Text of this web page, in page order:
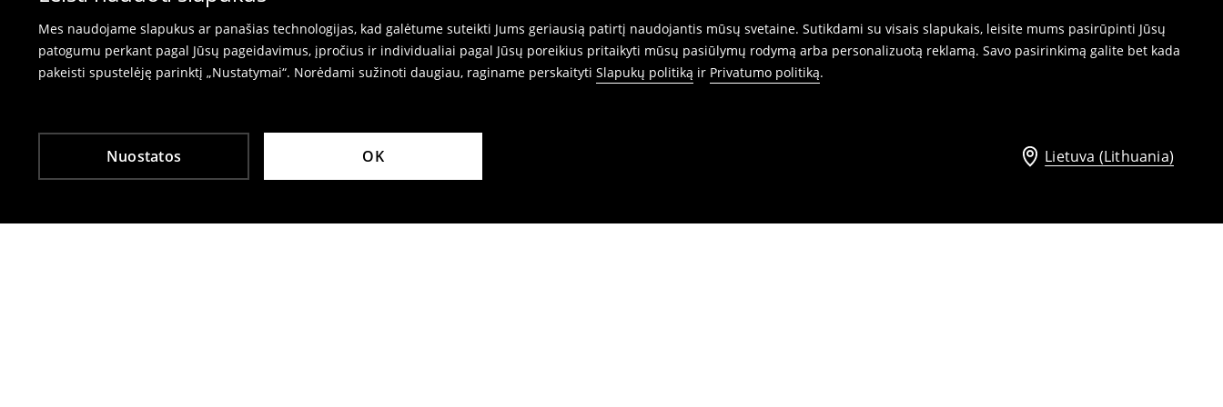
Mes naudojame slapukus ar panašias technologijas, kad galėtume suteikti Jums geriausią patirtį naudojantis mūsų svetaine. Sutikdami su visais slapukais, leisite mums pasirūpinti Jūsų
patogumu perkant pagal Jūsų pageidavimus, įpročius ir individualiai pagal Jūsų poreikius pritaikyti mūsų pasiūlymų rodymą arba personalizuotą reklamą. Savo pasirinkimą galite bet kada
pakeisti spustelėję parinktį „Nustatymai“. Norėdami sužinoti daugiau, raginame perskaityti Slapukų politiką ir Privatumo politiką.
Nuostatos OK Lietuva (Lithuania)